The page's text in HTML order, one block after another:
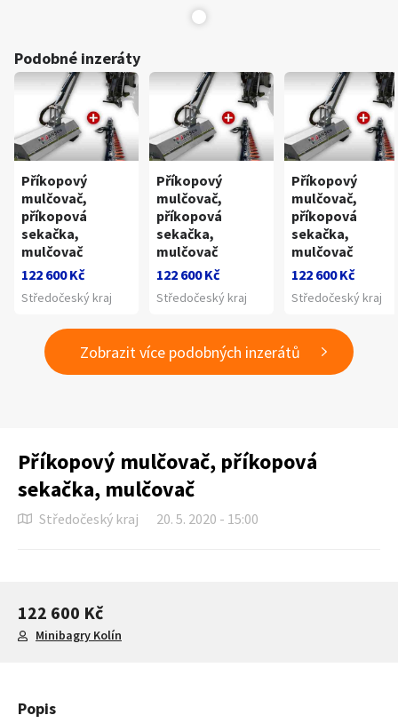
Podobné inzeráty
Příkopový
mulčovač,
příkopová
sekačka,
mulčovač
122 600 Kč
Středočeský kraj
Příkopový
mulčovač,
příkopová
sekačka,
mulčovač
122 600 Kč
Středočeský kraj
Příkopový
mulčovač,
příkopová
sekačka,
mulčovač
122 600 Kč
Středočeský kraj
Zobrazit více podobných inzerátů
Příkopový mulčovač, příkopová
sekačka, mulčovač
Středočeský kraj 20. 5. 2020 - 15:00
122 600 Kč
Minibagry Kolín
Popis